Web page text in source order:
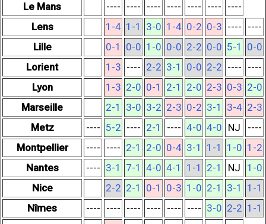
Le Mans
---- ---- ---- ---- ---- ---- ----
Lens
1-4 1-1 3-0 1-4 0-2 0-3 ---- ----
Lille
0-1 0-0 1-0 0-0 2-2 0-0 5-1
0-0
Lorient
1-3 ---- 2-2 3-1 0-0 2-2 ---- ----
Lyon
1-3 2-0 0-1 2-1 2-0 2-3 0-3 2-0
Marseille
2-1 3-0 3-2 2-3 0-2 3-1 3-4 2-3
Metz
---- 5-2 ---- 2-1 ---- 4-0 4-0 NJ
----
Montpellier
---- ---- 2-1 2-0 0-4 3-1 1-1 1-0 1-2
Nantes
---- 3-1 7-1 4-0 4-1 1-1 2-1 NJ
1-0
Nice
2-2 2-1 0-1 0-3 1-0 2-1 3-1
1-1
Nîmes
---- ---- ---- ---- ---- ---- 3-0 2-2 1-1